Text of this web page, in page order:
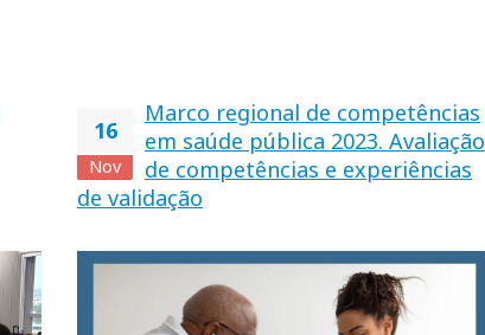
16
Nov
Marco regional de competências
em saúde pública 2023. Avaliação
de competências e experiências
de validação